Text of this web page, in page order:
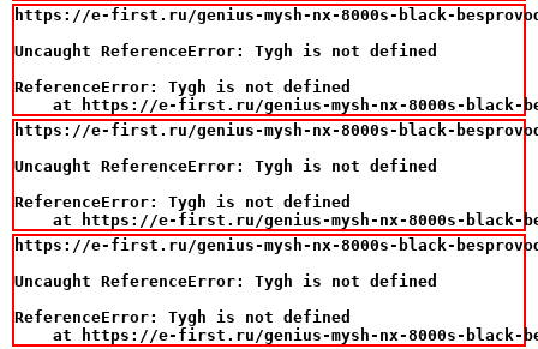
https://e-first.ru/genius-mysh-nx-8000s-black-
Uncaught ReferenceError: Tygh is not defined
ReferenceError: Tygh is not defined
at https://e-first.ru/genius-mysh-nx-8000s-
https://e-first.ru/genius-mysh-nx-8000s-black-
Uncaught ReferenceError: Tygh is not defined
ReferenceError: Tygh is not defined
at https://e-first.ru/genius-mysh-nx-8000s-
https://e-first.ru/genius-mysh-nx-8000s-black-
Uncaught ReferenceError: Tygh is not defined
ReferenceError: Tygh is not defined
at https://e-first.ru/genius-mysh-nx-8000s-